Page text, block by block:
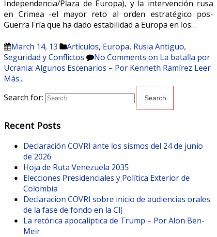
Independencia/Plaza de Europa), y la intervención rusa
en Crimea -el mayor reto al orden estratégico pos-
Guerra Fría que ha dado estabilidad a Europa en los…
March 14, 13 Artículos, Europa, Rusia Antiguo,
Seguridad y Conflictos
No Comments on La batalla por
Ucrania: Algunos Escenarios – Por Kenneth Ramírez Leer
Más...
Search for:
Recent Posts
Declaración COVRI ante los sismos del 24 de junio
de 2026
Hoja de Ruta Venezuela 2035
Elecciones Presidenciales y Política Exterior de
Colombia
Declaracion COVRI sobre inicio de audiencias orales
de la fase de fondo en la CIJ
La retórica apocalíptica de Trump – Por Alon Ben-
Meir